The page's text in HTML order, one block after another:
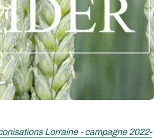
Lorraine - campagne 2022-